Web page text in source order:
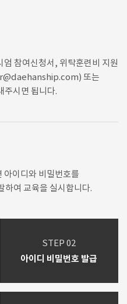
참여신청서, 위탁훈련비 지원
또는
주시면 됩니다.
아이디와 비밀번호를
하여 교육을 실시합니다.
STEP 02
아이디 비밀번호 발급